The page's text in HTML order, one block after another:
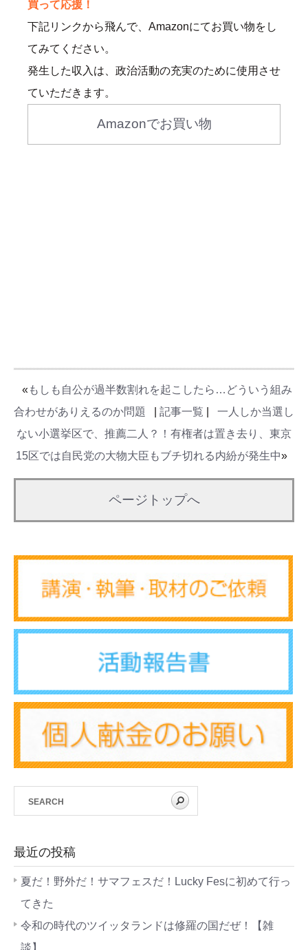
買って応援！
下記リンクから飛んで、Amazonにてお買い物をし
てみてください。
発生した収入は、政治活動の充実のために使用させ
ていただきます。
Amazonでお買い物
« もしも自公が過半数割れを起こしたら…どういう組み
合わせがありえるのか問題
記事一覧
一人しか当選し
ない小選挙区で、推薦二人？！有権者は置き去り、東京
15区では自民党の大物大臣もブチ切れる内紛が発生中»
ページトップへ
最近の投稿
夏だ！野外だ！サマフェスだ！Lucky Fesに初めて行っ
てきた
令和の時代のツイッタランドは修羅の国だぜ！【雑
談】